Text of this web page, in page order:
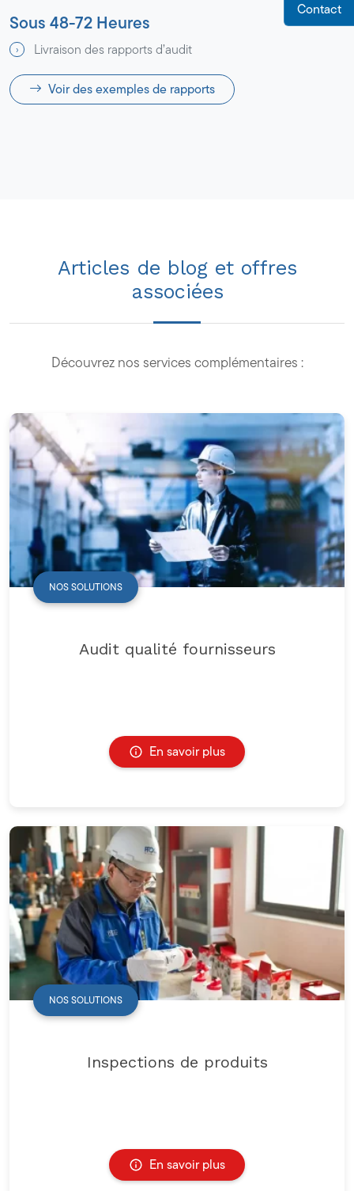
Sous 48-72 Heures
Livraison des rapports d’audit
Voir des exemples de rapports
Articles de blog et offres
associées
Découvrez nos services complémentaires :
NOS SOLUTIONS
Audit qualité fournisseurs
En savoir plus
NOS SOLUTIONS
Inspections de produits
En savoir plus
Contact